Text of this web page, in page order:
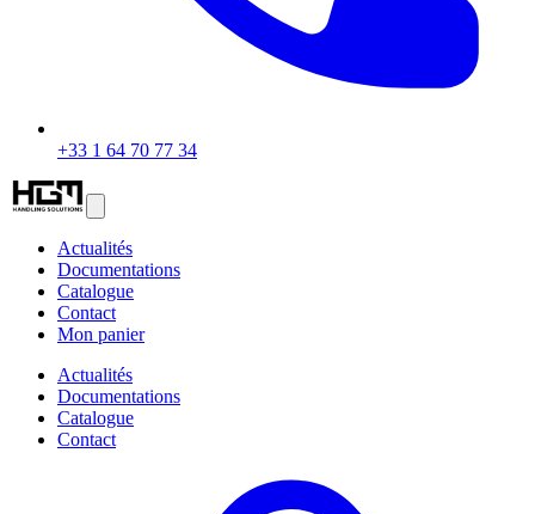
+33 1 64 70 77 34
Actualités
Documentations
Catalogue
Contact
Mon panier
Actualités
Documentations
Catalogue
Contact